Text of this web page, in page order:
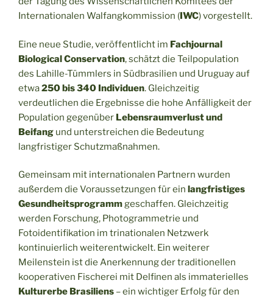
Internationalen Walfangkommission (IWC) vorgestellt.
Eine neue Studie, veröffentlicht im Fachjournal
Biological Conservation, schätzt die Teilpopulation
des Lahille-Tümmlers in Südbrasilien und Uruguay auf
etwa250 bis 340 Individuen. Gleichzeitig
verdeutlichen die Ergebnisse die hohe Anfälligkeit der
Population gegenüber Lebensraumverlust und
Beifang und unterstreichen die Bedeutung
langfristiger Schutzmaßnahmen.
Gemeinsam mit internationalen Partnern wurden
außerdem die Voraussetzungen für ein langfristiges
Gesundheitsprogrammgeschaffen. Gleichzeitig
werden Forschung, Photogrammetrie und
Fotoidentifikation im trinationalen Netzwerk
kontinuierlich weiterentwickelt. Ein weiterer
Meilenstein ist die Anerkennung der traditionellen
kooperativen Fischerei mit Delfinen als immaterielles
Kulturerbe Brasiliens – ein wichtiger Erfolg für den